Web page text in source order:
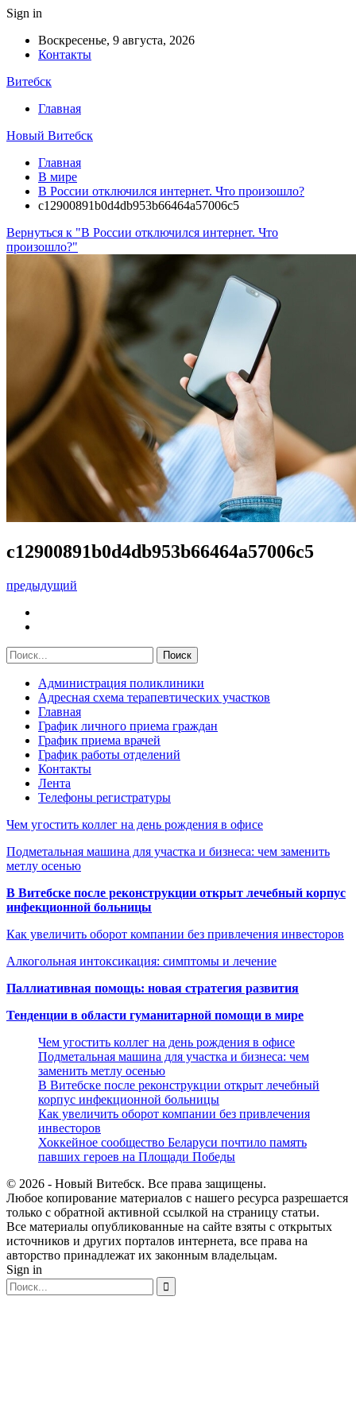
Sign in
Воскресенье, 9 августа, 2026
Контакты
Витебск
Главная
Новый Витебск
Главная
В мире
В России отключился интернет. Что произошло?
c12900891b0d4db953b66464a57006c5
Вернуться к "В России отключился интернет. Что
произошло?"
c12900891b0d4db953b66464a57006c5
предыдущий
Администрация поликлиники
Адресная схема терапевтических участков
Главная
График личного приема граждан
График приема врачей
График работы отделений
Контакты
Лента
Телефоны регистратуры
Чем угостить коллег на день рождения в офисе
Подметальная машина для участка и бизнеса: чем заменить
метлу осенью
В Витебске после реконструкции открыт лечебный корпус
инфекционной больницы
Как увеличить оборот компании без привлечения инвесторов
Алкогольная интоксикация: симптомы и лечение
Паллиативная помощь: новая стратегия развития
Тенденции в области гуманитарной помощи в мире
Чем угостить коллег на день рождения в офисе
Подметальная машина для участка и бизнеса: чем
заменить метлу осенью
В Витебске после реконструкции открыт лечебный
корпус инфекционной больницы
Как увеличить оборот компании без привлечения
инвесторов
Хоккейное сообщество Беларуси почтило память
павших героев на Площади Победы
© 2026 - Новый Витебск. Все права защищены.
Любое копирование материалов с нашего ресурса разрешается
только с обратной активной ссылкой на страницу статьи.
Все материалы опубликованные на сайте взяты с открытых
источников и других порталов интернета, все права на
авторство принадлежат их законным владельцам.
Sign in